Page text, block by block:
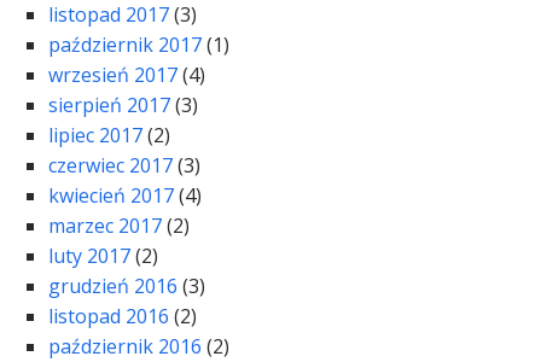
listopad 2017(3)
październik 2017(1)
wrzesień 2017(4)
sierpień 2017(3)
lipiec 2017(2)
czerwiec 2017(3)
kwiecień 2017(4)
marzec 2017(2)
luty 2017(2)
grudzień 2016 (3)
listopad 2016 (2)
październik 2016 (2)